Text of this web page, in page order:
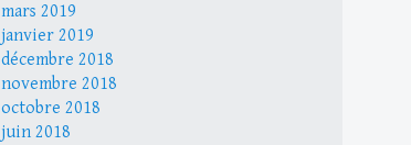
mars 2019
janvier 2019
décembre 2018
novembre 2018
octobre 2018
juin 2018